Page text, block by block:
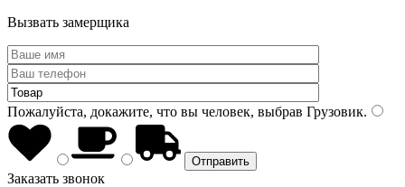
Вызвать замерщика
Пожалуйста, докажите, что вы человек, выбрав Грузовик.
Заказать звонок